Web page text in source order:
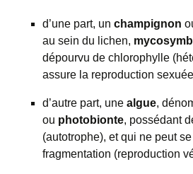
d’une part, un champignon
au sein du lichen,
dépourvu de chlorophylle
assure la reproduction
d’autre part, une algue,
ou photobionte, possédant
(autotrophe), et qui ne peut
fragmentation (reproduction